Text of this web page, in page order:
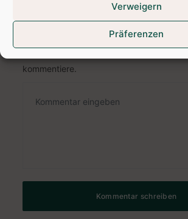
Verweigern
Präferenzen
Meinen Namen, meine E-Mail-Adresse
kommentiere.